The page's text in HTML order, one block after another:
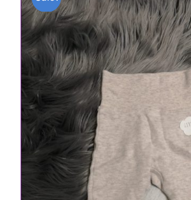
IN DEN WARENKORB /